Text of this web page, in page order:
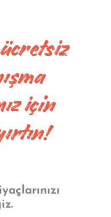
için